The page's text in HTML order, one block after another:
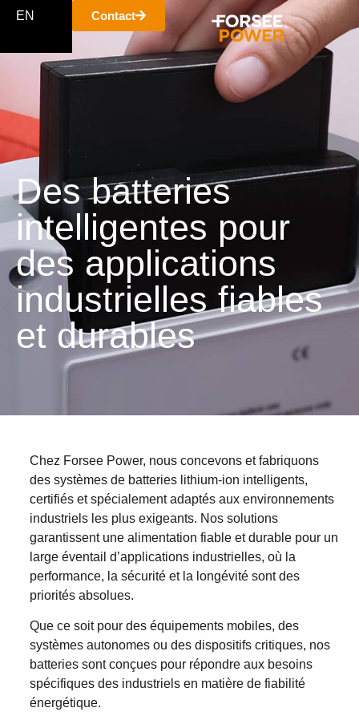
EN Contact
Des batteries
intelligentes pour
des applications
industrielles fiables
et durables
Chez Forsee Power, nous concevons et fabriquons
des systèmes de batteries lithium-ion intelligents,
certifiés et spécialement adaptés aux environnements
industriels les plus exigeants. Nos solutions
garantissent une alimentation fiable et durable pour un
large éventail d’applications industrielles, où la
performance, la sécurité et la longévité sont des
priorités absolues.
Que ce soit pour des équipements mobiles, des
systèmes autonomes ou des dispositifs critiques, nos
batteries sont conçues pour répondre aux besoins
spécifiques des industriels en matière de fiabilité
énergétique.